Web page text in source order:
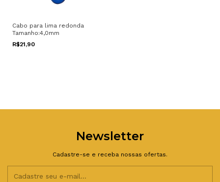
Cabo para lima redonda
Tamanho:4,0mm
R$21,90
Newsletter
Cadastre-se e receba nossas ofertas.